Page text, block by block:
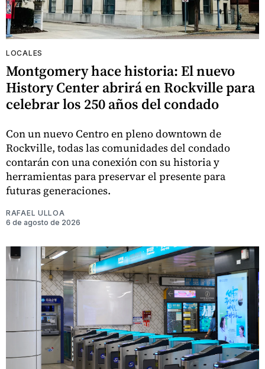
LOCALES
Montgomery hace historia: El nuevo
History Center abrirá en Rockville para
celebrar los 250 años del condado
Con un nuevo Centro en pleno downtown de
Rockville, todas las comunidades del condado
contarán con una conexión con su historia y
herramientas para preservar el presente para
futuras generaciones.
RAFAEL ULLOA
6 de agosto de 2026